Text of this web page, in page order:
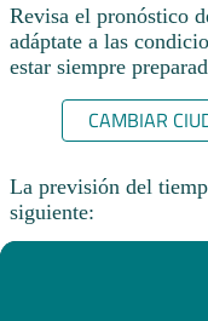
Revisa el pronóstico
adáptate a las
estar siempre
CAMBIAR
La previsión del
siguiente: